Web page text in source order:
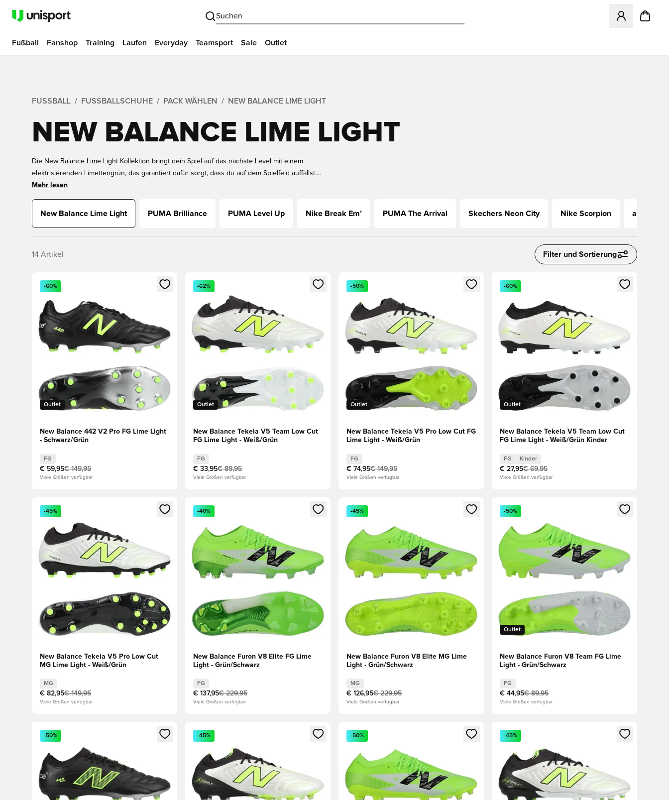
Suchen
Öffnet ein
Fußball Fanshop Training Laufen Everyday Teamsport Sale Outlet
FUSSBALL FUSSBALLSCHUHE PACK WÄHLEN NEW BALANCE LIME LIGHT
NEW BALANCE LIME LIGHT
Die New Balance Lime Light Kollektion bringt dein Spiel auf das nächste Level mit einem
elektrisierenden Limettengrün, das garantiert dafür sorgt, dass du auf dem Spielfeld auffällst.
Dieses dynamische Set umfasst die Modelle Furon, Tekela und 442, die alle für Spitzenleistung
Technik suchst, das Lime Light Set bietet alles, was du brauchst!
Mehr lesen
New Balance Lime Light PUMA Brilliance PUMA Level Up Nike Break Em’ PUMA The Arrival Skechers Neon City Nike Scorpion adidas
14 Artikel Filter und Sortierung
Öffnet ein Fenster zum Anmelden oder Registrieren als Mitglied
Outlet
-60%
New Balance 442 V2 Pro FG Lime Light
- Schwarz/Grün
FG
€ 59,95€ 149,95
Viele Größen verfügbar
Öffnet ein Fenster zum Anmelden oder Registrieren als Mitglied
Outlet
-62%
New Balance Tekela V5 Team Low Cut
FG Lime Light - Weiß/Grün
FG
€ 33,95€ 89,95
Viele Größen verfügbar
Öffnet ein Fenster zum Anmelden oder Registrieren als Mitglied
Outlet
-50%
New Balance Tekela V5 Pro Low Cut FG
Lime Light - Weiß/Grün
FG
€ 74,95€ 149,95
Viele Größen verfügbar
Öffnet ein Fenster zum Anmelden oder
Outlet
-60%
New Balance Tekela V5 Team Low Cut
FG Lime Light - Weiß/Grün Kinder
FG Kinder
€ 27,95€ 69,95
Viele Größen verfügbar
Öffnet ein Fenster zum Anmelden oder Registrieren als Mitglied
-45%
New Balance Tekela V5 Pro Low Cut
MG Lime Light - Weiß/Grün
MG
€ 82,95€ 149,95
Viele Größen verfügbar
Öffnet ein Fenster zum Anmelden oder Registrieren als Mitglied
-40%
New Balance Furon V8 Elite FG Lime
Light - Grün/Schwarz
FG
€ 137,95€ 229,95
Viele Größen verfügbar
Öffnet ein Fenster zum Anmelden oder Registrieren als Mitglied
-45%
New Balance Furon V8 Elite MG Lime
Light - Grün/Schwarz
MG
€ 126,95€ 229,95
Viele Größen verfügbar
Öffnet ein Fenster zum Anmelden oder
Outlet
-50%
New Balance Furon V8 Team FG Lime
Light - Grün/Schwarz
FG
€ 44,95€ 89,95
Viele Größen verfügbar
Öffnet ein Fenster zum Anmelden oder Registrieren als Mitglied
-50%
Öffnet ein Fenster zum Anmelden oder Registrieren als Mitglied
-45%
Öffnet ein Fenster zum Anmelden oder Registrieren als Mitglied
-50%
Öffnet ein Fenster zum Anmelden oder
-45%